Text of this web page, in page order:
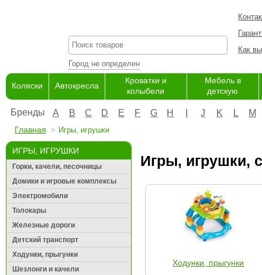
Город не определен
Как
Коляски Автокресла
Кроватки и
колыбели
Мебель в
детскую
Бренды A B C D E F G H J K L M
Главная Игры, игрушки
ИГРЫ, ИГРУШКИ
Горки, качели, песочницы
Домики и игровые комплексы
Электромобили
Толокары
Железные дороги
Детский транспорт
Ходунки, прыгунки
Шезлонги и качели
Игры, игрушки,
Ходунки, прыгунки